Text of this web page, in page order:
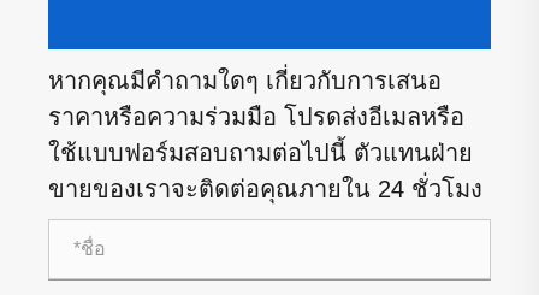
หากคุณมีคำถามใดๆ เกี่ยวกับการเสนอ
ราคาหรือความร่วมมือ โปรดส่งอีเมลหรือ
ใช้แบบฟอร์มสอบถามต่อไปนี้ ตัวแทนฝ่าย
ขายของเราจะติดต่อคุณภายใน 24 ชั่วโมง